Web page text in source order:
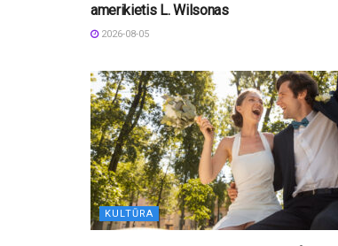
amerikietis L. Wilsonas
2026-08-05
KULTŪRA